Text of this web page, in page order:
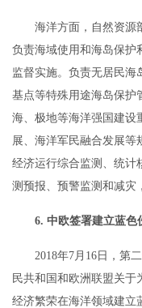
海洋方面，自然资源
负责海域使用和海岛保护
监督实施。负责无居民海
基点等特殊用途海岛保护
海、极地等海洋强国建设
展、海洋军民融合发展等
经济运行综合监测、统计
测预报、预警监测和减灾
6. 中欧签署建立蓝色
2018年7月16日，第
民共和国和欧洲联盟关
经济繁荣在海洋领域建立